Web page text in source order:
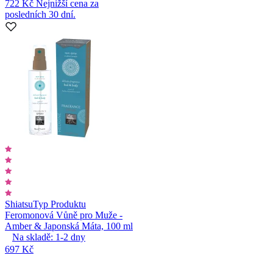
722 Kč Nejnižší cena za
posledních 30 dní.
ShiatsuTyp Produktu
Feromonová Vůně pro Muže -
Amber & Japonská Máta, 100 ml
Na skladě: 1-2 dny
697 Kč